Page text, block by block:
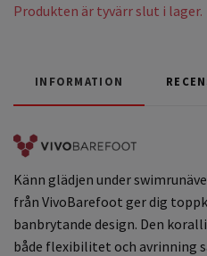
Produkten är tyvärr slut i lager.
INFORMATION
Känn glädjen under
från VivoBarefoot ger dig
banbrytande design. Den
både flexibilitet och avrinning